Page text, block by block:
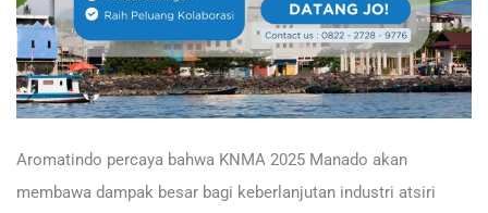
Aromatindo percaya bahwa KNMA 2025 Manado akan
membawa dampak besar bagi keberlanjutan industri atsiri